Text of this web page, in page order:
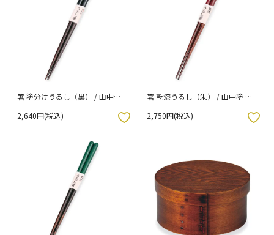
箸 塗分けうるし（黒） / 山中塗
2,640円(税込)
箸 乾漆うるし（朱） / 山中塗 袋
2,750円(税込)
お気に入りボタン